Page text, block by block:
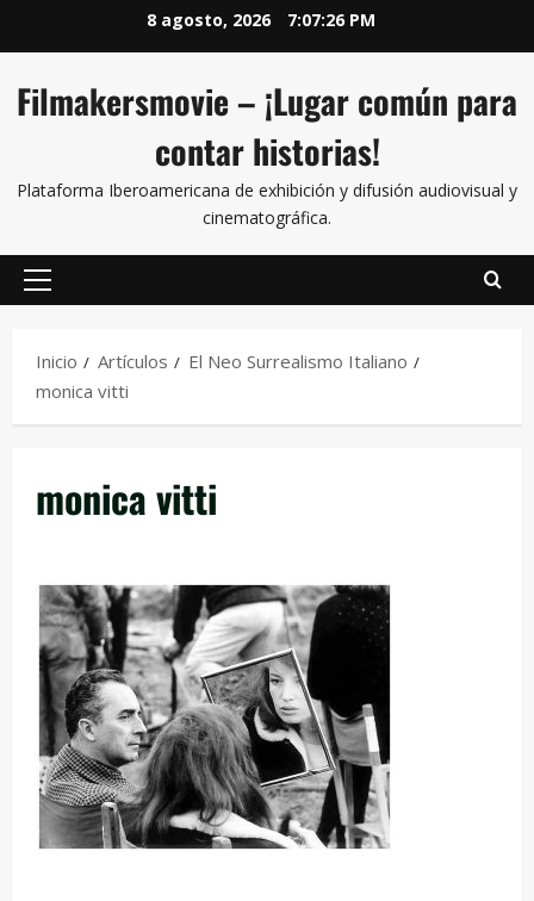
8 agosto, 2026 7:07:26 PM
Filmakersmovie – ¡Lugar común para
contar historias!
Plataforma Iberoamericana de exhibición y difusión audiovisual y
cinematográfica.
Inicio Artículos
El Neo Surrealismo Italiano
monica vitti
monica vitti